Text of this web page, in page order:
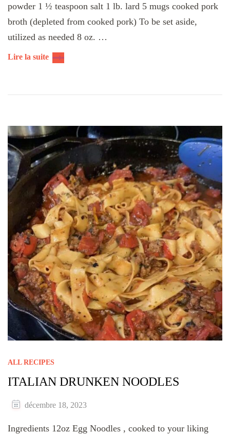
powder 1 ½ teaspoon salt 1 lb. lard 5 mugs cooked pork
broth (depleted from cooked pork) To be set aside,
utilized as needed 8 oz. …
Lire la suite
ALL RECIPES
ITALIAN DRUNKEN NOODLES
décembre 18, 2023
Ingredients 12oz Egg Noodles , cooked to your liking